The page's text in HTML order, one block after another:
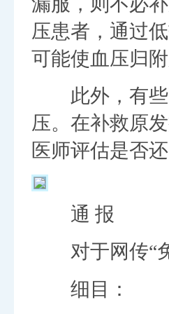
压患者，通过
可能使血压归
此外，有些
压。在补救原
医师评估是否
通 报
对于网传“免
细目：